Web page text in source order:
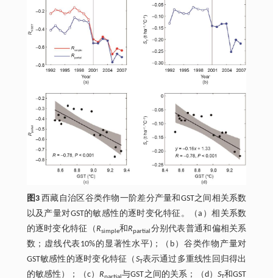
图3西藏自治区谷类作物一阶差分产量和GST之间相关系数
以及产量对GST的敏感性的逐时变化特征。（a）相关系数
的逐时变化特征（Rsimple和Rpartial 分别代表普通和偏相关系
数；虚线代表10%的显著性水平)；（b）谷类作物产量对
GST敏感性的逐时变化特征（ ST表示通过多重线性回归得出
的敏感性）；（c）R 与GST之间的关系；（d）S 和GST